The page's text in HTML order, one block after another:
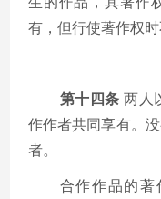
有，但行使著作权
第十四条两人
作作者共同享有。
者。
合作作品的著